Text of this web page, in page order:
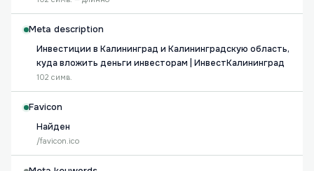
Meta description
Инвестиции в Калининград и Калининградскую область,
куда вложить деньги инвесторам | ИнвестКалининград
102 симв.
Favicon
Найден
/favicon.ico